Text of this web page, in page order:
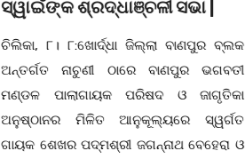
ସ୍ୱାଇଁଙ୍କ ଶ୍ରଦ୍ଧାଞ୍ଚଳୀ ସଭା |
ଚିଲିକା, ୮। ୮:ଖୋର୍ଦ୍ଧା ଜିଲ୍ଲା ବାଣପୁର ବ୍ଲକ
ଅନ୍ତର୍ଗତ ନାଚୁଣୀ ଠାରେ ବାଣପୁର ଭଗବତୀ
ମଣ୍ଡଳ ପାଲାଗାୟକ ପରିଷଦ ଓ ଜାଗୃତିକା
ଅନୁଷ୍ଠାନର ମିଳିତ ଆନୁକୂଲ୍ୟରେ ସ୍ୱର୍ଗତ
ଗାୟକ ଶେଖର ପଦ୍ମଶ୍ରୀ ଜଗନ୍ନାଥ ବେହେରା ଓ